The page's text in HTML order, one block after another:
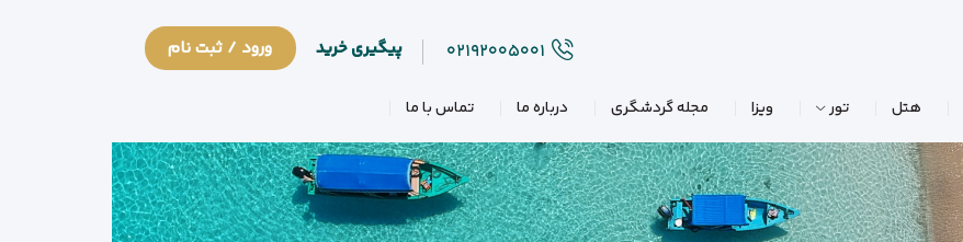
۰۲۱۹۲۰۰۵۰۰۱ پیگیری خرید ورود / ثبت نام
هتل تور ویزا مجله گردشگری درباره ما تماس با ما